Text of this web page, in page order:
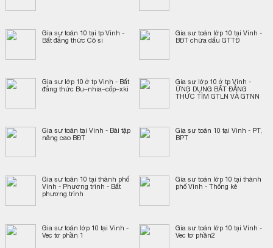
Gia sư toán 10 tại tp Vinh -
Bất đẳng thức Cô si
Gia sư toán lớp 10 tại Vinh -
BĐT chứa dấu GTTĐ
Gia sư lớp 10 ở tp Vinh - Bất
đẳng thức Bu–nhia–cốp–xki
Gia sư lớp 10 ở tp Vinh -
ỨNG DỤNG BẤT ĐẲNG
THỨC TÌM GTLN VÀ GTNN
Gia sư toán tại Vinh - Bài tập
nâng cao BĐT
Gia sư toán 10 tại Vinh - PT,
BPT
Gia sư toán 10 tại thành phố
Vinh - Phương trình - Bất
phương trình
Gia sư toán lớp 10 tại thành
phố Vinh - Thống kê
Gia sư toán lớp 10 tại Vinh -
Vec tơ phần 1
Gia sư toán lớp 10 tại Vinh -
Vec tơ phần2